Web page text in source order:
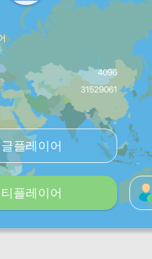
4096
31529061
플레이어
플레이어